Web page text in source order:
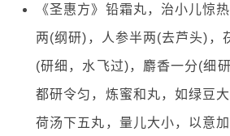
《圣惠方》铅霜丸，治小儿惊
两(纲研)，人参半两(去芦头)，
(研细，水飞过)，麝香一分(细
都研令匀，炼蜜和丸，如绿豆
荷汤下五丸，量儿大小，以意加